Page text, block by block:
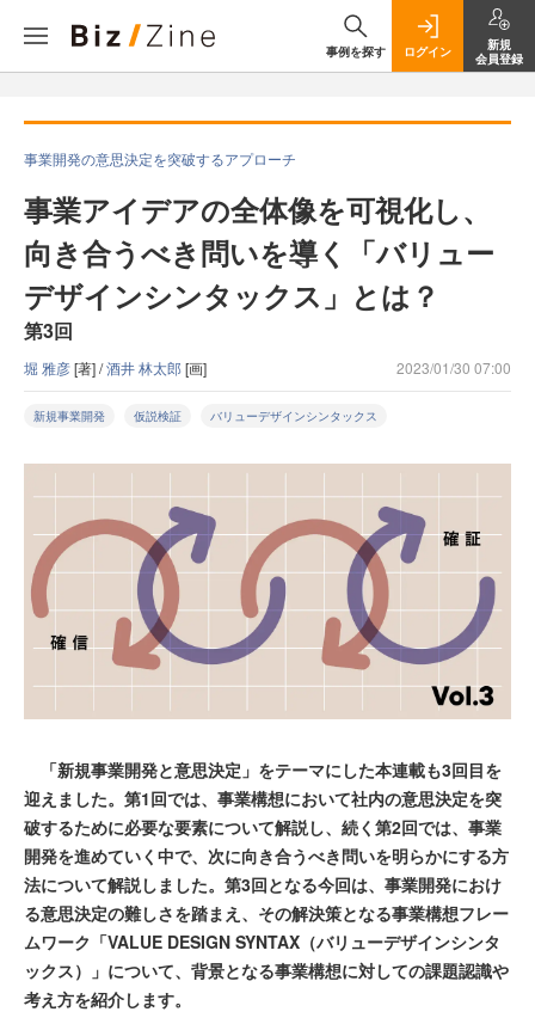
事例を探す ログイン
新規
会員登録
事業開発の意思決定を突破するアプローチ
事業アイデアの全体像を可視化し、
向き合うべき問いを導く「バリュー
デザインシンタックス」とは？
第3回
堀 雅彦[著] /酒井 林太郎[画] 2023/01/30 07:00
新規事業開発 仮説検証 バリューデザインシンタックス
「新規事業開発と意思決定」をテーマにした本連載も3回目を
迎えました。第1回では、事業構想において社内の意思決定を突
破するために必要な要素について解説し、続く第2回では、事業
開発を進めていく中で、次に向き合うべき問いを明らかにする方
法について解説しました。第3回となる今回は、事業開発におけ
る意思決定の難しさを踏まえ、その解決策となる事業構想フレー
ムワーク「VALUE DESIGN SYNTAX（バリューデザインシンタ
ックス）」について、背景となる事業構想に対しての課題認識や
考え方を紹介します。